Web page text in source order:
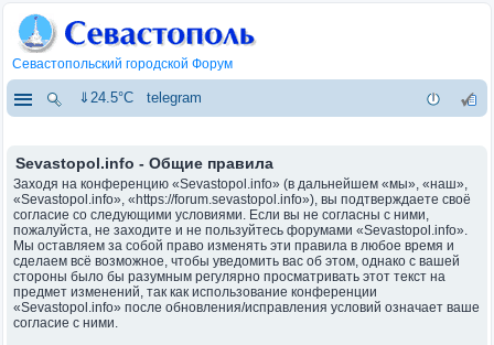
Севастопольский городской Форум
⇓24.5°C telegram
Sevastopol.info - Общие правила
Заходя на конференцию «Sevastopol.info» (в дальнейшем «мы», «наш»,
«Sevastopol.info», «https://forum.sevastopol.info»), вы подтверждаете своё
согласие со следующими условиями. Если вы не согласны с ними,
пожалуйста, не заходите и не пользуйтесь форумами «Sevastopol.info».
Мы оставляем за собой право изменять эти правила в любое время и
сделаем всё возможное, чтобы уведомить вас об этом, однако с вашей
стороны было бы разумным регулярно просматривать этот текст на
предмет изменений, так как использование конференции
«Sevastopol.info» после обновления/исправления условий означает ваше
согласие с ними.